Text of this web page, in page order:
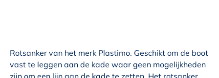
Rotsanker van het merk Plastimo. Geschikt om de boot
vast te leggen aan de kade waar geen mogelijkheden